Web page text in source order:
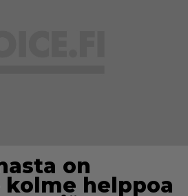
on
kolme helppoa